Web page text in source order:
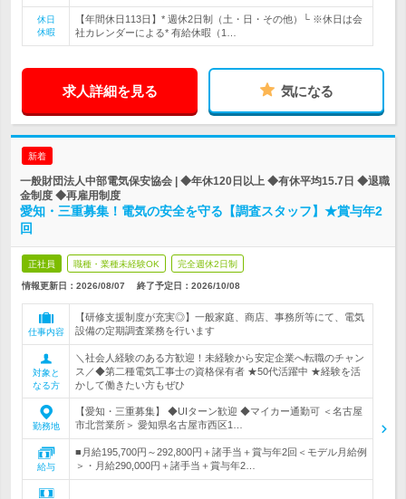
休日
休暇
【年間休日113日】* 週休2日制（土・日・その他）└ ※休日は会
社カレンダーによる* 有給休暇（1…
求人詳細を見る 気になる
新着
一般財団法人中部電気保安協会 | ◆年休120日以上 ◆有休平均15.7日 ◆退職
金制度 ◆再雇用制度
愛知・三重募集！電気の安全を守る【調査スタッフ】★賞与年2
回
正社員 職種・業種未経験OK 完全週休2日制
情報更新日：2026/08/07 終了予定日： 2026/10/08
仕事内容
【研修支援制度が充実◎】一般家庭、商店、事務所等にて、電気
設備の定期調査業務を行います
対象と
なる方
＼社会人経験のある方歓迎！未経験から安定企業へ転職のチャン
ス／◆第二種電気工事士の資格保有者 ★50代活躍中 ★経験を活
かして働きたい方もぜひ
勤務地
【愛知・三重募集】 ◆UIターン歓迎 ◆マイカー通勤可 ＜名古屋
市北営業所＞ 愛知県名古屋市西区1…
給与
■月給195,700円～292,800円＋諸手当＋賞与年2回＜モデル月給例
＞・月給290,000円＋諸手当＋賞与年2…